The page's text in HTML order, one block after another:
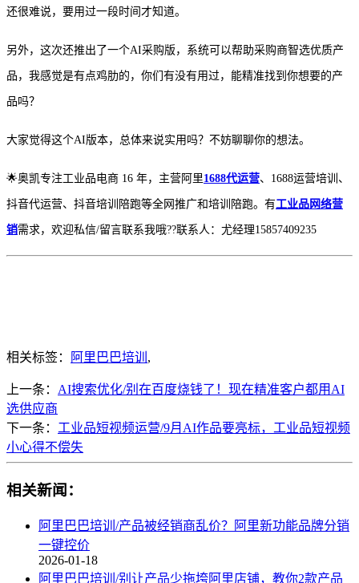
还很难说，要用过一段时间才知道。
另外，这次还推出了一个AI采购版，系统可以帮助采购商智选优质产
品，我感觉是有点鸡肋的，你们有没有用过，能精准找到你想要的产
品吗？
大家觉得这个AI版本，总体来说实用吗？不妨聊聊你的想法。
🌟奥凯专注工业品电商 16 年，主营阿里1688代运营、1688运营培训、
抖音代运营、抖音培训陪跑等全网推广和培训陪跑。有工业品网络营
销需求，欢迎私信/留言联系我哦??联系人：尤经理15857409235
相关标签： 阿里巴巴培训 ,
上一条： AI搜索优化/别在百度烧钱了！现在精准客户都用AI
选供应商
下一条： 工业品短视频运营/9月AI作品要亮标，工业品短视频
小心得不偿失
相关新闻：
阿里巴巴培训/产品被经销商乱价？阿里新功能品牌分销
一键控价
2026-01-18
阿里巴巴培训/别让产品少拖垮阿里店铺，教你2款产品